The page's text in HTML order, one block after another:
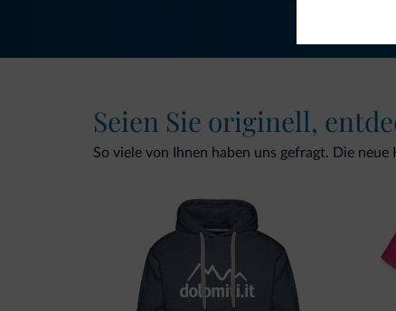
Seien Sie originell,
So viele von Ihnen haben uns gefragt. Die